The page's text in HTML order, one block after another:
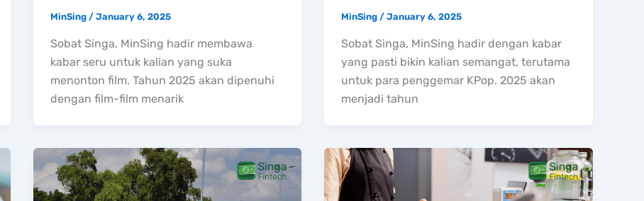
MinSing / January 6, 2025
Sobat Singa, MinSing hadir membawa
kabar seru untuk kalian yang suka
menonton film. Tahun 2025 akan dipenuhi
dengan film-film menarik
MinSing/January 6, 2025
Sobat Singa, MinSing hadir dengan kabar
yang pasti bikin kalian semangat, terutama
untuk para penggemar KPop. 2025 akan
menjadi tahun